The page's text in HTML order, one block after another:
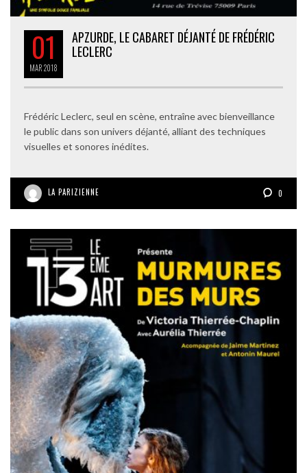
01
MAR2018
APZURDE, LE CABARET DÉJANTÉ DE FRÉDÉRIC
LECLERC
Frédéric Leclerc, seul en scène, entraîne avec bienveillance
le public dans son univers déjanté, alliant des techniques
visuelles et sonores inédites.
LA PARIZIENNE 0